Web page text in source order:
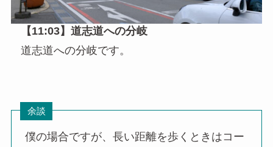
【11:03】道志道への分岐
道志道への分岐です。
余談
僕の場合ですが、長い距離を歩くときはコー